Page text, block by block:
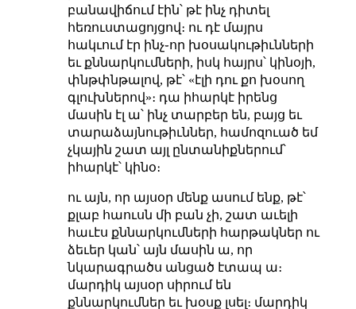
բանավիճում էին՝ թէ ինչ դիտել
հեռուստացոյցով։ ու դէ մայրս
հակւում էր ինչ֊որ խօսակութիւնների
եւ քննարկումների, իսկ հայրս՝ կինօյի,
փնթփնթալով, թէ՝ «էլի դու քո խօսող
գլուխներով»։ դա իհարկէ իրենց
մասին էլ ա՝ ինչ տարբեր են, բայց եւ
տարաձայնութիւններ, համոզուած եմ
չկային շատ այլ ընտանիքներում՝
իհարկէ՝ կինօ։
ու այն, որ այսօր մենք ասում ենք, թէ՝
քլաբ հաուսն մի բան չի, շատ աւելի
հաւէս քննարկումների հարթակներ ու
ձեւեր կան՝ այն մասին ա, որ
նկարագրածս անցած էտապ ա։
մարդիկ այսօր սիրում են
քննարկումներ եւ խօսք լսել։ մարդիկ